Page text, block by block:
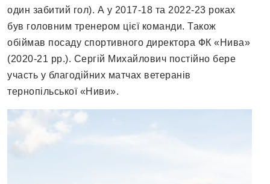
один забитий гол). А у 2017-18 та 2022-23 роках
був головним тренером цієї команди. Також
обіймав посаду спортивного директора ФК «Нива»
(2020-21 рр.). Сергій Михайлович постійно бере
участь у благодійних матчах ветеранів
тернопільської «Ниви».